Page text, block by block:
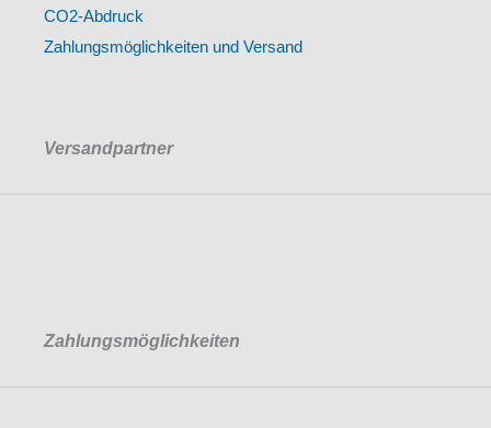
CO2-Abdruck
Zahlungsmöglichkeiten und Versand
Versandpartner
Zahlungsmöglichkeiten